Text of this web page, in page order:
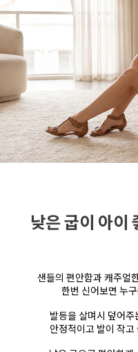
낮은 굽이 아이
샌들의 편안함과 캐주얼
한번 신어보면 누
발등을 살며시 덮어
안정적이고 발이 작